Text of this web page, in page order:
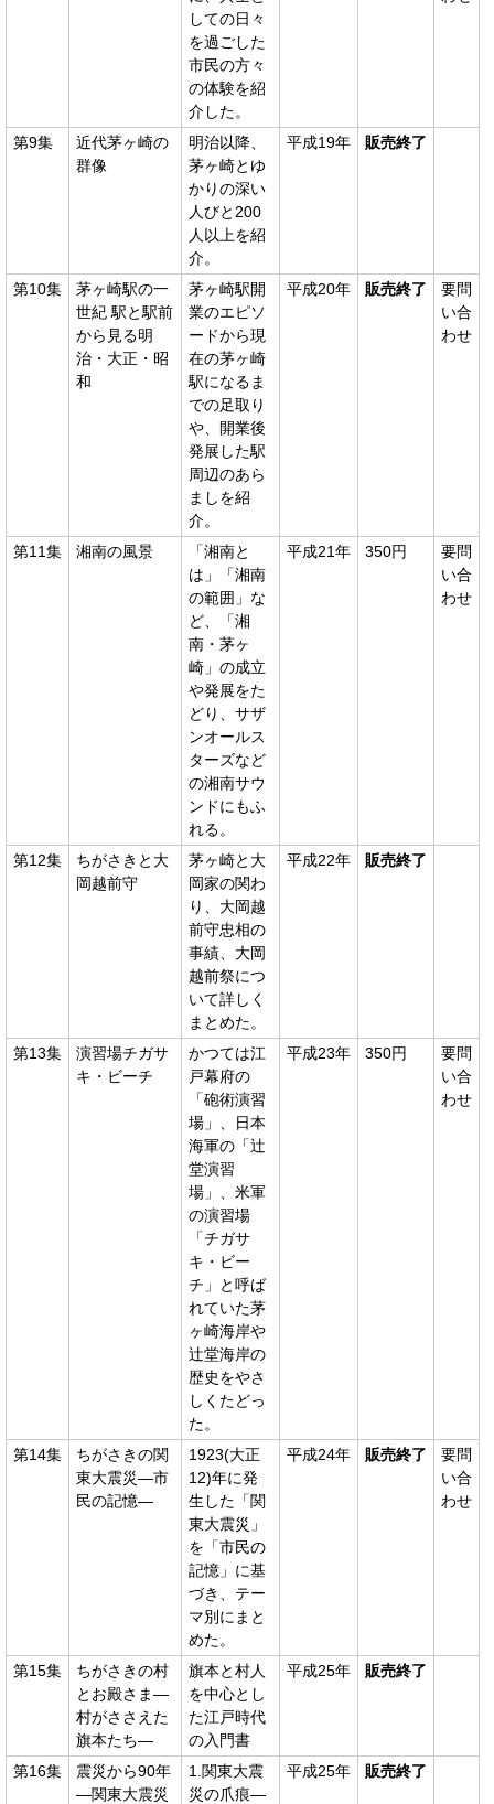
しての日々
を過ごした
市民の方々
の体験を紹
介した。
第9集
近代茅ヶ崎の
群像
明治以降、
茅ヶ崎とゆ
かりの深い
人びと200
人以上を紹
介。
平成19年 販売終了
第10集
茅ヶ崎駅の一
世紀 駅と駅前
から見る明
治・大正・昭
和
茅ヶ崎駅開
業のエピソ
ードから現
在の茅ヶ崎
駅になるま
での足取り
や、開業後
発展した駅
周辺のあら
ましを紹
介。
平成20年 販売終了
要問
い合
わせ
第11集 湘南の風景
「湘南と
は」「湘南
の範囲」な
ど、「湘
南・茅ヶ
崎」の成立
や発展をた
どり、サザ
ンオールス
ターズなど
の湘南サウ
ンドにもふ
れる。
平成21年 350円
要問
い合
わせ
第12集
ちがさきと大
岡越前守
茅ヶ崎と大
岡家の関わ
り、大岡越
前守忠相の
事績、大岡
越前祭につ
いて詳しく
まとめた。
平成22年 販売終了
第13集
演習場チガサ
キ・ビーチ
かつては江
戸幕府の
「砲術演習
場」、日本
海軍の「辻
堂演習
場」、米軍
の演習場
「チガサ
キ・ビー
チ」と呼ば
れていた茅
ヶ崎海岸や
辻堂海岸の
歴史をやさ
しくたどっ
た。
平成23年 350円
要問
い合
わせ
第14集
ちがさきの関
東大震災―市
民の記憶―
1923(大正
12)年に発
生した「関
東大震災」
を「市民の
記憶」に基
づき、テー
マ別にまと
めた。
平成24年 販売終了
要問
い合
わせ
第15集
ちがさきの村
とお殿さま―
村がささえた
旗本たち―
旗本と村人
を中心とし
た江戸時代
の入門書
平成25年 販売終了
第16集
震災から90年
―関東大震災
1.関東大震
災の爪痕―
平成25年 販売終了